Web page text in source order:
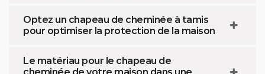
Optez un chapeau de cheminée à tamis
pour optimiser la protection de la maison
Le matériau pour le chapeau de